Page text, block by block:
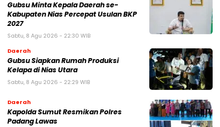
Gubsu Minta Kepala Daerah se-
Kabupaten Nias Percepat Usulan BKP
2027
Sabtu, 8 Agu 2026 - 22:30 WIB
Daerah
Gubsu Siapkan Rumah Produksi
Kelapa di Nias Utara
Sabtu, 8 Agu 2026 - 22:29 WIB
Daerah
Kapolda Sumut Resmikan Polres
Padang Lawas